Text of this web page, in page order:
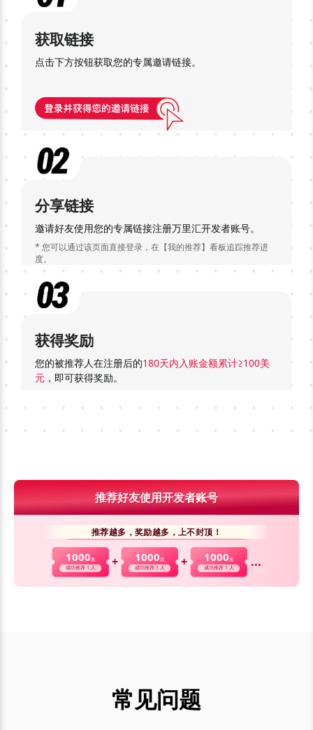
获取链接
点击下方按钮获取您的专属邀请链接。
分享链接
邀请好友使用您的专属链接注册万里汇开发者账号。
* 您可以通过该页面直接登录，在【我的推荐】看板追踪推荐进
度。
获得奖励
您的被推荐人在注册后的180天内入账金额累计≥100美
元 ，即可获得奖励。
推荐好友使用开发者账号
推荐越多，奖励越多，上不封顶！
1000元
成功推荐 1 人 + 1000元
成功推荐 1 人 + 1000元
成功推荐 1 人 ...
常见问题